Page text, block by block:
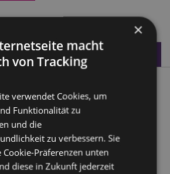
Cherry Kirsche 3D Taschen-Charm
Metall (Edelstahl)
×
macht
von Tracking
verwendet Cookies, um
Funktionalität zu
und die
zu verbessern. Sie
Cookie-Präferenzen unten
diese in Zukunft jederzeit